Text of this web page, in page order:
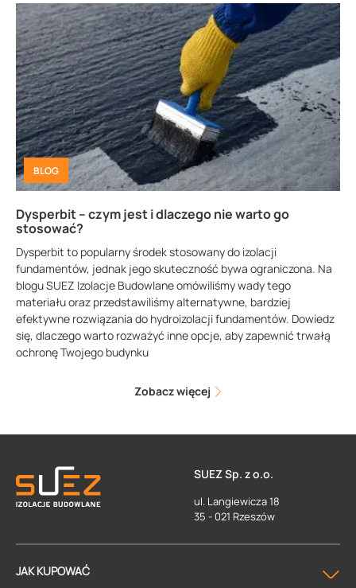
BLOG
Dysperbit – czym jest i dlaczego nie warto go
stosować?
Dysperbit to popularny środek stosowany do izolacji
fundamentów, jednak jego skuteczność bywa ograniczona. Na
blogu SUEZ Izolacje Budowlane omówiliśmy wady tego
materiału oraz przedstawiliśmy alternatywne, bardziej
efektywne rozwiązania do hydroizolacji fundamentów. Dowiedz
się, dlaczego warto rozważyć inne opcje, aby zapewnić trwałą
ochronę Twojego budynku
Zobacz więcej
SUEZ Sp. z o.o.
ul. Langiewicza 18
35 - 021 Rzeszów
JAK KUPOWAĆ